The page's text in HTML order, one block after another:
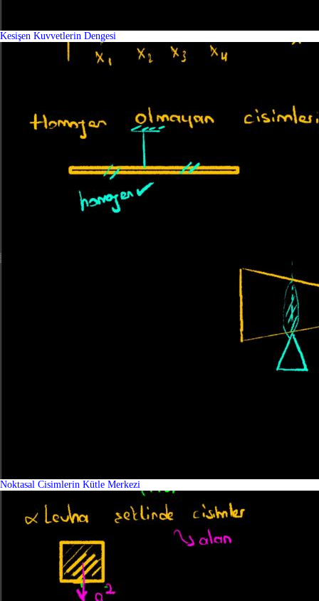
Kesişen Kuvvetlerin Dengesi
Noktasal Cisimlerin Kütle Merkezi